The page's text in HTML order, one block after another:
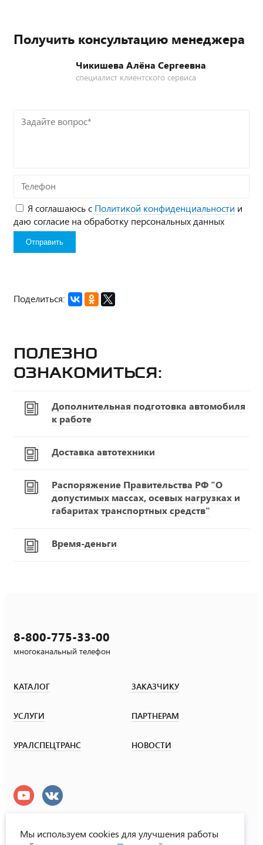
Получить консультацию менеджера
Чикишева Алёна Сергеевна
специалист клиентского сервиса
Задайте
вопрос*
Телефон
Я соглашаюсь с Политикой конфиденциальности и
даю согласие на обработку персональных данных
Поделиться:
Полезно
ознакомиться:
Дополнительная подготовка автомобиля
к работе
Доставка автотехники
Распоряжение Правительства РФ "О
допустимых массах, осевых нагрузках и
габаритах транспортных средств"
Время-деньги
8-800-775-33-00
многоканальный телефон
КАТАЛОГ ЗАКАЗЧИКУ
УСЛУГИ ПАРТНЕРАМ
УРАЛСПЕЦТРАНС НОВОСТИ
Мы используем cookies для улучшения работы